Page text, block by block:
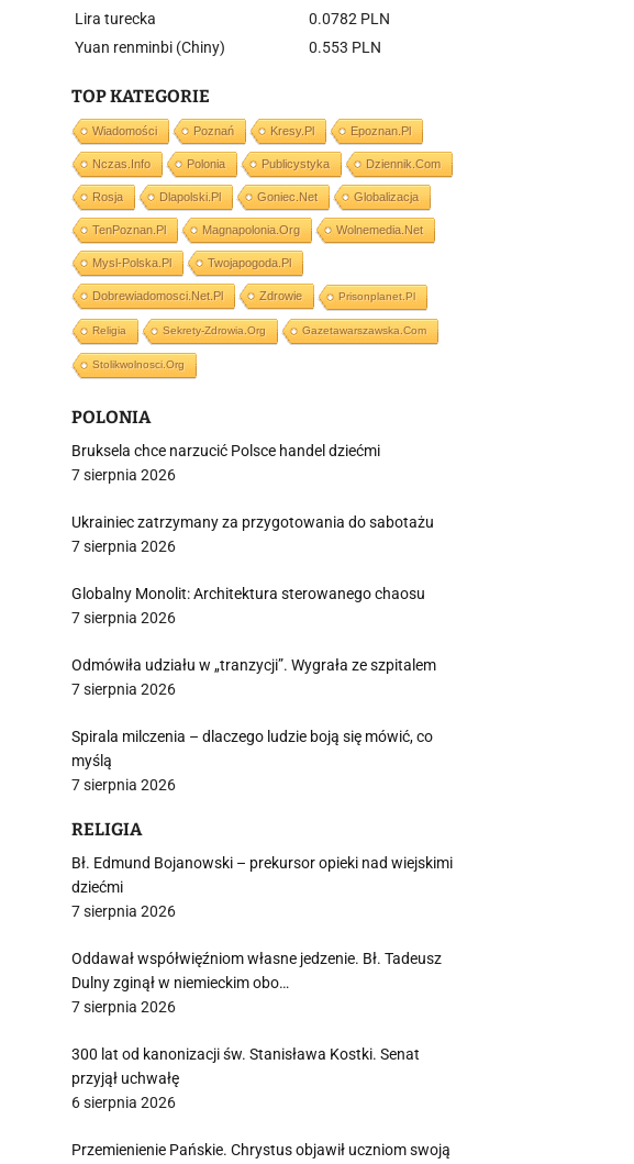
Lira turecka
0.0782 PLN
Yuan renminbi (Chiny)
0.553 PLN
TOP KATEGORIE
Wiadomości Poznań Kresy.pl Epoznan.pl
Nczas.info Polonia Publicystyka Dziennik.com
Rosja Dlapolski.pl Goniec.net Globalizacja
TenPoznan.pl Magnapolonia.org Wolnemedia.net
Mysl-Polska.pl Twojapogoda.pl
Dobrewiadomosci.net.pl Zdrowie Prisonplanet.pl
Religia Sekrety-Zdrowia.org Gazetawarszawska.com
Stolikwolnosci.org
POLONIA
Bruksela chce narzucić Polsce handel dziećmi
7 sierpnia 2026
Ukrainiec zatrzymany za przygotowania do sabotażu
7 sierpnia 2026
Globalny Monolit: Architektura sterowanego chaosu
7 sierpnia 2026
Odmówiła udziału w „tranzycji”. Wygrała ze szpitalem
7 sierpnia 2026
Spirala milczenia – dlaczego ludzie boją się mówić, co
myślą
7 sierpnia 2026
RELIGIA
Bł. Edmund Bojanowski – prekursor opieki nad wiejskimi
dziećmi
7 sierpnia 2026
Oddawał współwięźniom własne jedzenie. Bł. Tadeusz
Dulny zginął w niemieckim obo…
7 sierpnia 2026
300 lat od kanonizacji św. Stanisława Kostki. Senat
przyjął uchwałę
6 sierpnia 2026
Przemienienie Pańskie. Chrystus objawił uczniom swoją